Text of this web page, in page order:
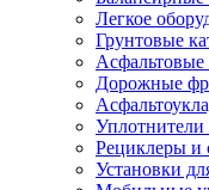
Легкое
Грунтовые
Асфальтовые
Дорожные
Уплотнители
Рециклеры и
Установки